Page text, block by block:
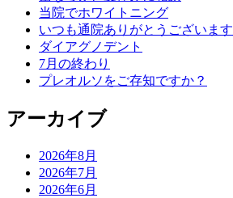
当院でホワイトニング
いつも通院ありがとうございます
ダイアグノデント
7月の終わり
プレオルソをご存知ですか？
アーカイブ
2026年8月
2026年7月
2026年6月